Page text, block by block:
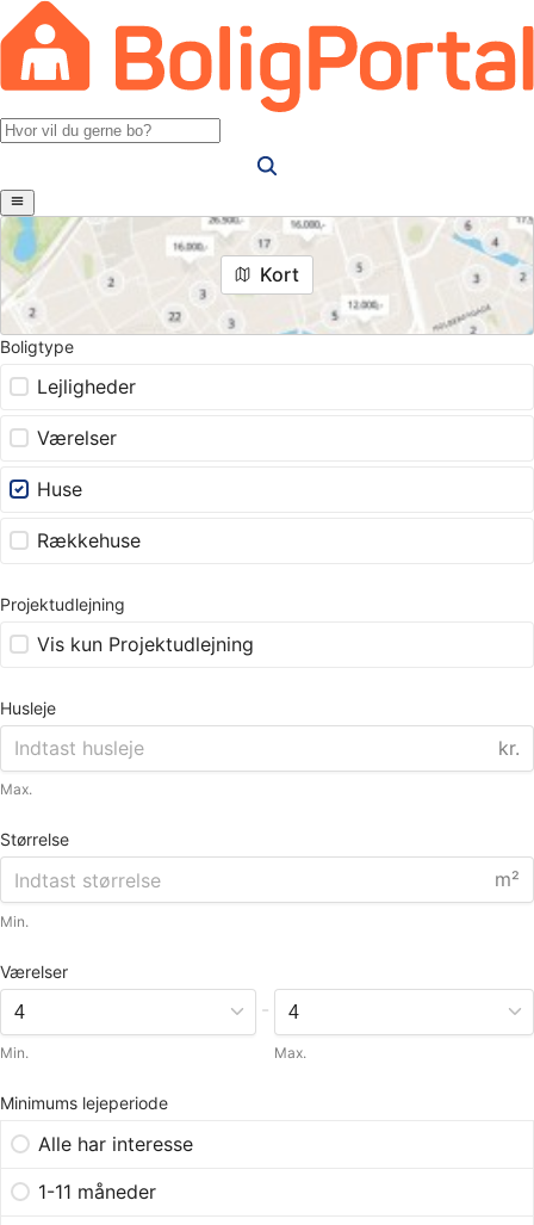
Kort
Boligtype
Lejligheder
Værelser
Huse
Rækkehuse
Projektudlejning
Vis kun Projektudlejning
Husleje
kr.
Max.
Størrelse
m²
Min.
Værelser
Min.
-
Max.
Minimums lejeperiode
Alle har interesse
1-11 måneder